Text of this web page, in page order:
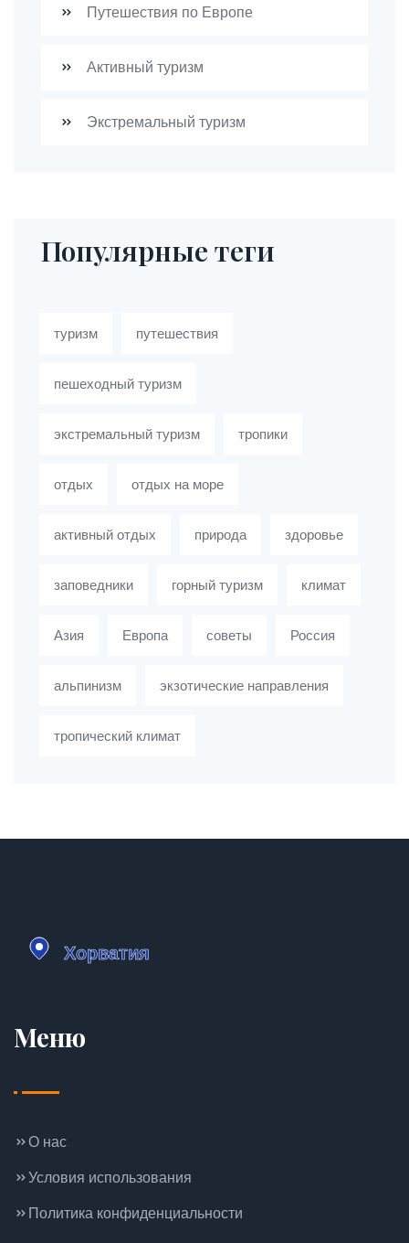
Путешествия по Европе
Активный туризм
Экстремальный туризм
Популярные теги
туризм путешествия
пешеходный туризм
экстремальный туризм тропики
отдых отдых на море
активный отдых природа здоровье
заповедники горный туризм климат
Азия Европа советы Россия
альпинизм экзотические направления
тропический климат
Меню
О нас
Условия использования
Политика конфиденциальности